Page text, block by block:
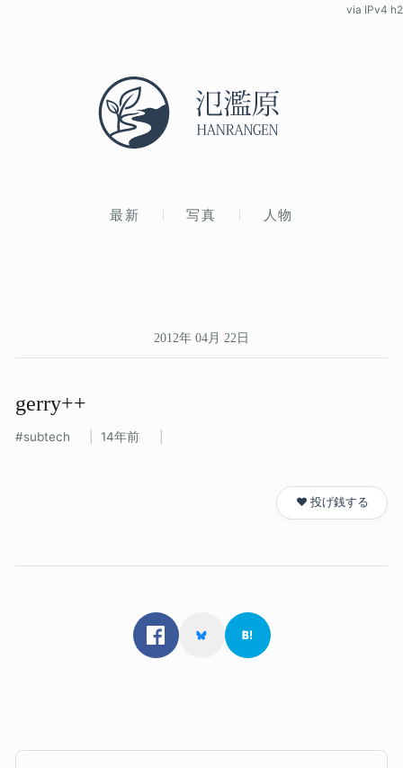
最新 写真 人物
via IPv4 h2
2012年 04月 22日
gerry++
subtech 14年前
❤️ 投げ銭する